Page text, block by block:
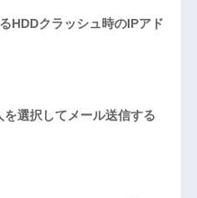
HDDクラッシュ時のIPアド
選択してメール送信する